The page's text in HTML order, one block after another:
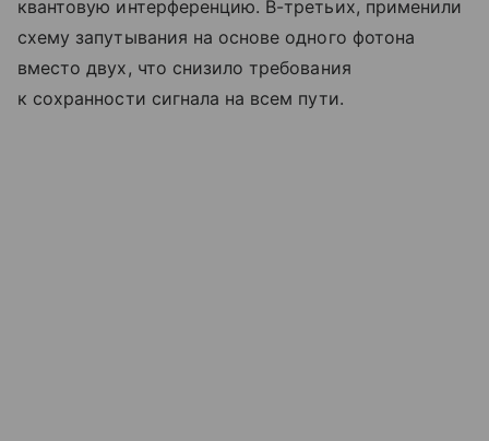
квантовую интерференцию. В-третьих, применили
схему запутывания на основе одного фотона
вместо двух, что снизило требования
к сохранности сигнала на всем пути.